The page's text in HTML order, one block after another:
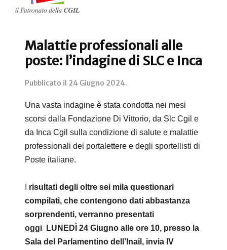
Malattie professionali alle
poste: l’indagine di SLC e Inca
Pubblicato il 24 Giugno 2024.
Una vasta indagine è stata condotta nei mesi
scorsi dalla Fondazione Di Vittorio, da Slc Cgil e
da Inca Cgil sulla condizione di salute e malattie
professionali dei portalettere e degli sportellisti di
Poste italiane.
risultati degli oltre sei mila questionari
compilati, che contengono dati abbastanza
sorprendenti, verranno presentati
oggi
LUNEDÌ 24 Giugno alle ore 10, presso la
Sala del Parlamentino dell’Inail, invia IV